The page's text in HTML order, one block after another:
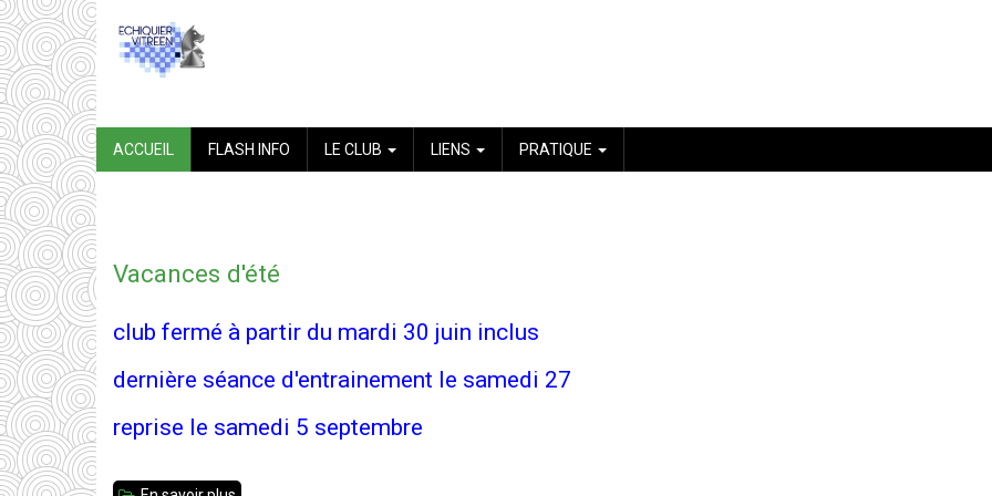
Aller
au
contenu
principal
NAVIGATION
PRINCIPALE
ACCUEIL FLASH INFO LE CLUB LIENS PRATIQUE
Vacances d'été
club fermé à partir du mardi 30 juin inclus
dernière séance d'entrainement le samedi 27
reprise le samedi 5 septembre